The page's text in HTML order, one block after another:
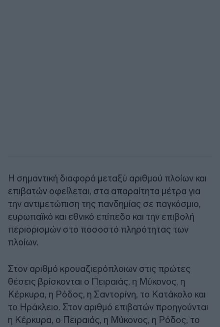
Η σημαντική διαφορά μεταξύ αριθμού πλοίων και
επιβατών οφείλεται, στα απαραίτητα μέτρα για
την αντιμετώπιση της πανδημίας σε παγκόσμιο,
ευρωπαϊκό και εθνικό επίπεδο και την επιβολή
περιορισμών στο ποσοστό πληρότητας των
πλοίων.
Στον αριθμό κρουαζιερόπλοιων στις πρώτες
θέσεις βρίσκονται ο Πειραιάς, η Μύκονος, η
Κέρκυρα, η Ρόδος, η Σαντορίνη, το Κατάκολο και
το Ηράκλειο. Στον αριθμό επιβατών προηγούνται
η Κέρκυρα, ο Πειραιάς, η Μύκονος, η Ρόδος, το